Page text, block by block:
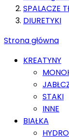
SPALACZE
DIURETYKI
Strona główna
KREATYNY
STAKI
INNE
BIAŁKA